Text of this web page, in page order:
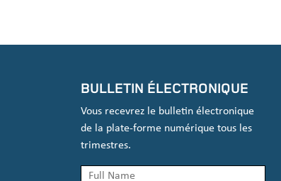
BULLETIN ÉLECTRONIQUE
Vous recevrez le bulletin électronique
de la plate-forme numérique tous les
trimestres.